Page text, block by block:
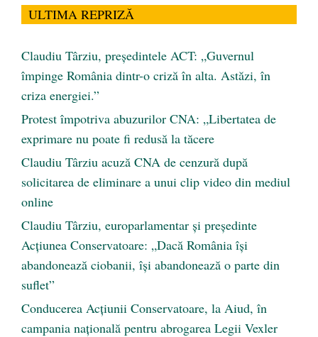
ULTIMA REPRIZĂ
Claudiu Târziu, președintele ACT: „Guvernul
împinge România dintr-o criză în alta. Astăzi, în
criza energiei.”
Protest împotriva abuzurilor CNA: „Libertatea de
exprimare nu poate fi redusă la tăcere
Claudiu Târziu acuză CNA de cenzură după
solicitarea de eliminare a unui clip video din mediul
online
Claudiu Târziu, europarlamentar și președinte
Acțiunea Conservatoare: „Dacă România își
abandonează ciobanii, își abandonează o parte din
suflet”
Conducerea Acțiunii Conservatoare, la Aiud, în
campania națională pentru abrogarea Legii Vexler